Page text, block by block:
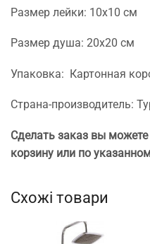
Размер лейки: 10х10 см
Размер душа: 20х20 см
Упаковка: Картонная
Страна-производитель:
Сделать заказ вы
корзину или по
Схожі товари